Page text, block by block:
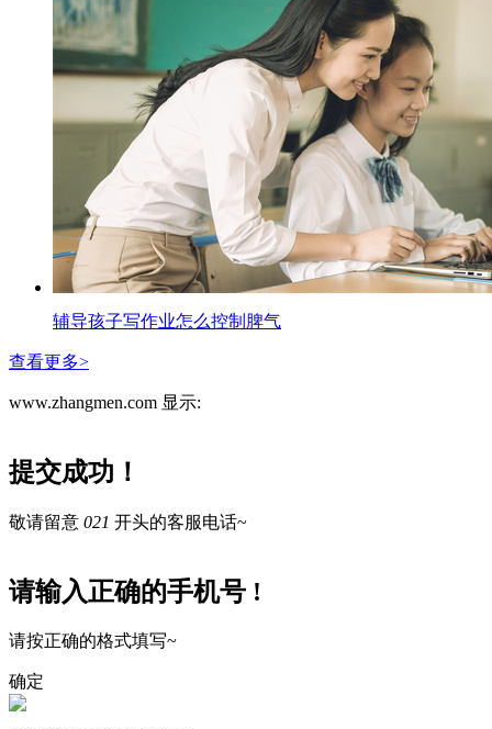
辅导孩子写作业怎么控制脾气
查看更多>
www.zhangmen.com 显示:
提交成功！
敬请留意 021 开头的客服电话~
请输入正确的手机号 !
请按正确的格式填写~
确定